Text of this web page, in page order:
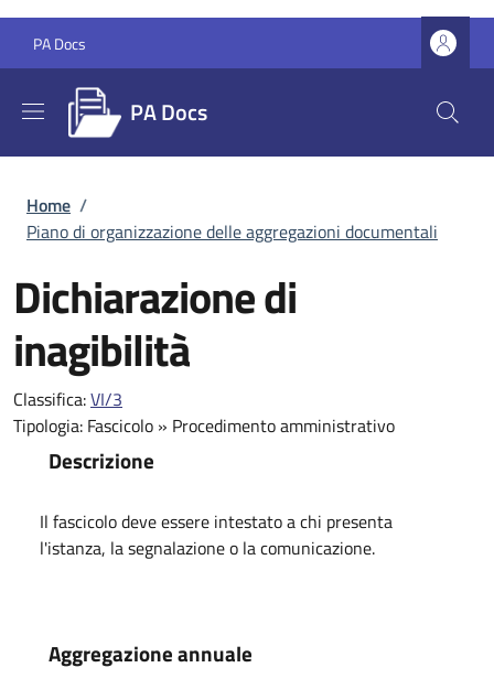
PA Docs
PA Docs
Briciole di pane
Home /
Piano di organizzazione delle aggregazioni documentali
Dichiarazione di
inagibilità
Classifica:VI/3
Tipologia: Fascicolo » Procedimento amministrativo
Descrizione
Il fascicolo deve essere intestato a chi presenta
l'istanza, la segnalazione o la comunicazione.
Aggregazione annuale